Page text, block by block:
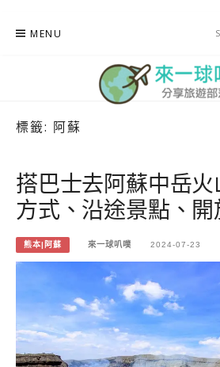
MENU
標籤: 阿蘇
搭巴士去阿蘇中岳
方式、沿途景點、
熊本|阿蘇 來一球叭噗 2024-07-23